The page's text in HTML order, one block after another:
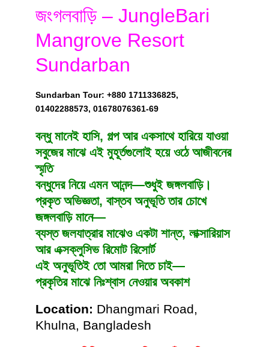
জংগলবাড়ি – JungleBari
Mangrove Resort
Sundarban
Sundarban Tour: +880 1711336825,
01402288573, 01678076361-69
বন্ধু মানেই হাসি, গল্প আর একসাথে হারিয়ে যাওয়া
সবুজের মাঝে এই মুহূর্তগুলোই হয়ে ওঠে আজীবনের
স্মৃতি
বন্ধুদের নিয়ে এমন আনন্দ—শুধুই জঙ্গলবাড়ি।
প্রকৃত অভিজ্ঞতা, বাস্তব অনুভূতি তার চোখে
জঙ্গলবাড়ি মানে—
ব্যস্ত জলযাত্রার মাঝেও একটা শান্ত, লাক্সারিয়াস
আর এক্সক্লুসিভ রিমোট রিসোর্ট
এই অনুভূতিই তো আমরা দিতে চাই—
প্রকৃতির মাঝে নিঃশ্বাস নেওয়ার অবকাশ
Location: Dhangmari Road,
Khulna, Bangladesh